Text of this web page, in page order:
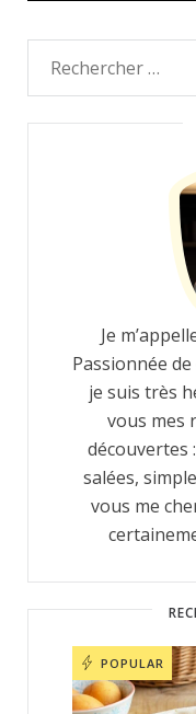
Je
Passionnée
je suis très
vous mes
découvertes
salées,
vous me
POPULAR